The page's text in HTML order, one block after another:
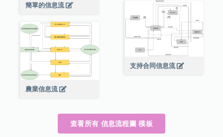
簡單的信息流
支持合同信息流
農業信息流
查看所有 信息流程圖 模板